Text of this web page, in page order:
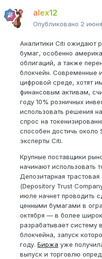
alex12
Опубликовано 2 июня
Аналитики Citi ожидают
бумаг, особенно
облигаций, а также
блокчейн. Современные
цифровой среде, хотят
финансовым активам,
году 10% розничных
использовать решения
спрос на
способен достичь
эксперты Citi.
Крупные поставщики
начинают использовать
Депозитарная
(Depository Trust
июле начнет проводить
ценными бумагами в
октября — в более
разрабатывает систему
блокчейна, запуск
году. Биржа уже
выпуск и торговлю